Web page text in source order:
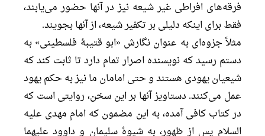
فرقه‌های افراطی غیر شیعه نیز در آنها حضور می‌یابند،
فقط برای اینکه دلیلی بر تکفیر شیعه، از آنها بجویند.
مثلاً جزوه‌ای به عنوان نگارش «ابو قتیبۀ فلسطینی» به
دستم رسید که نویسنده اصرار تمام دارد تا ثابت کند که
شیعیان یهودی هستند و حتی امامان ما نیز به حکم یهود
عمل می‌کنند. دستاویز آنها بر این سخن، روایتی است که
در کتاب کافی آمده، به این مضمون که امام مهدی علیه
السلام پس از ظهور، به شیوۀ سلیمان و داوود علیهما